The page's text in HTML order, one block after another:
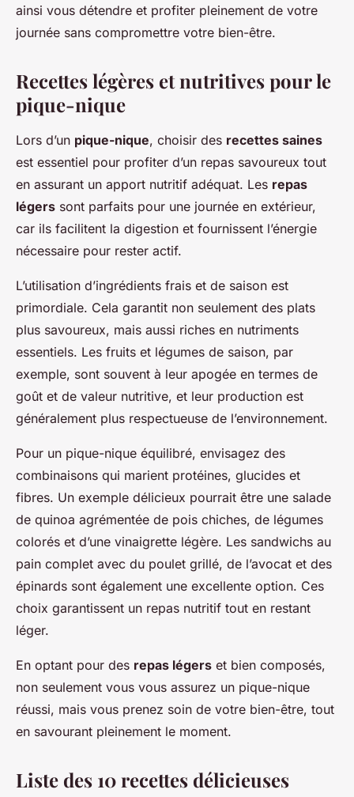
ainsi vous détendre et profiter pleinement de votre
journée sans compromettre votre bien-être.
Recettes légères et nutritives pour le
pique-nique
Lors d’un pique-nique, choisir des recettes saines
est essentiel pour profiter d’un repas savoureux tout
en assurant un apport nutritif adéquat. Les repas
légers sont parfaits pour une journée en extérieur,
car ils facilitent la digestion et fournissent l’énergie
nécessaire pour rester actif.
L’utilisation d’ingrédients frais et de saison est
primordiale. Cela garantit non seulement des plats
plus savoureux, mais aussi riches en nutriments
essentiels. Les fruits et légumes de saison, par
exemple, sont souvent à leur apogée en termes de
goût et de valeur nutritive, et leur production est
généralement plus respectueuse de l’environnement.
Pour un pique-nique équilibré, envisagez des
combinaisons qui marient protéines, glucides et
fibres. Un exemple délicieux pourrait être une salade
de quinoa agrémentée de pois chiches, de légumes
colorés et d’une vinaigrette légère. Les sandwichs au
pain complet avec du poulet grillé, de l’avocat et des
épinards sont également une excellente option. Ces
choix garantissent un repas nutritif tout en restant
léger.
En optant pour des repas légers et bien composés,
non seulement vous vous assurez un pique-nique
réussi, mais vous prenez soin de votre bien-être, tout
en savourant pleinement le moment.
Liste des 10 recettes délicieuses